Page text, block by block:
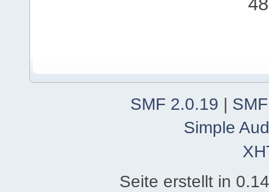
SMF 2.0.19 |
Simple
Seite erstellt in